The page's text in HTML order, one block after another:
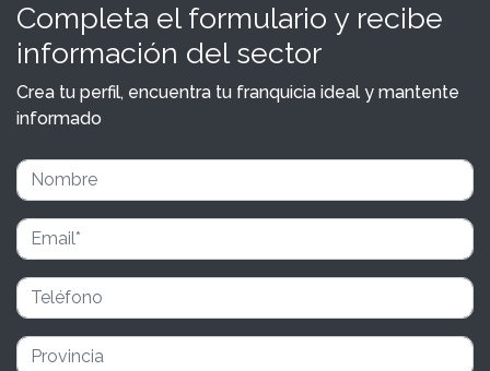
Completa el formulario y recibe
información del sector
Crea tu perfil, encuentra tu franquicia ideal y mantente
informado